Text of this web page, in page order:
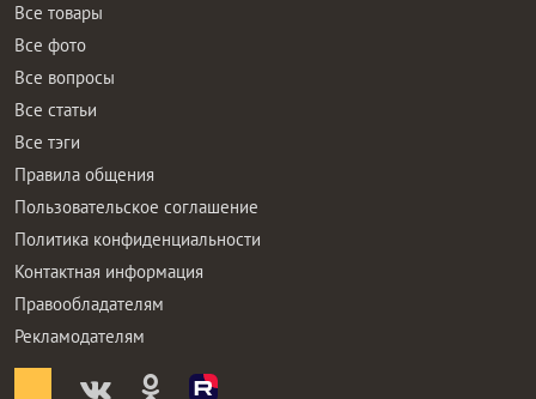
Все товары
Все фото
Все вопросы
Все статьи
Все тэги
Правила общения
Пользовательское соглашение
Политика конфиденциальности
Контактная информация
Правообладателям
Рекламодателям